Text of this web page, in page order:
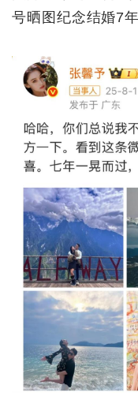
极客圈
经济
城建
科教
健康
相亲
汽车
房产
消费
创意
文化
号晒图纪念结婚7